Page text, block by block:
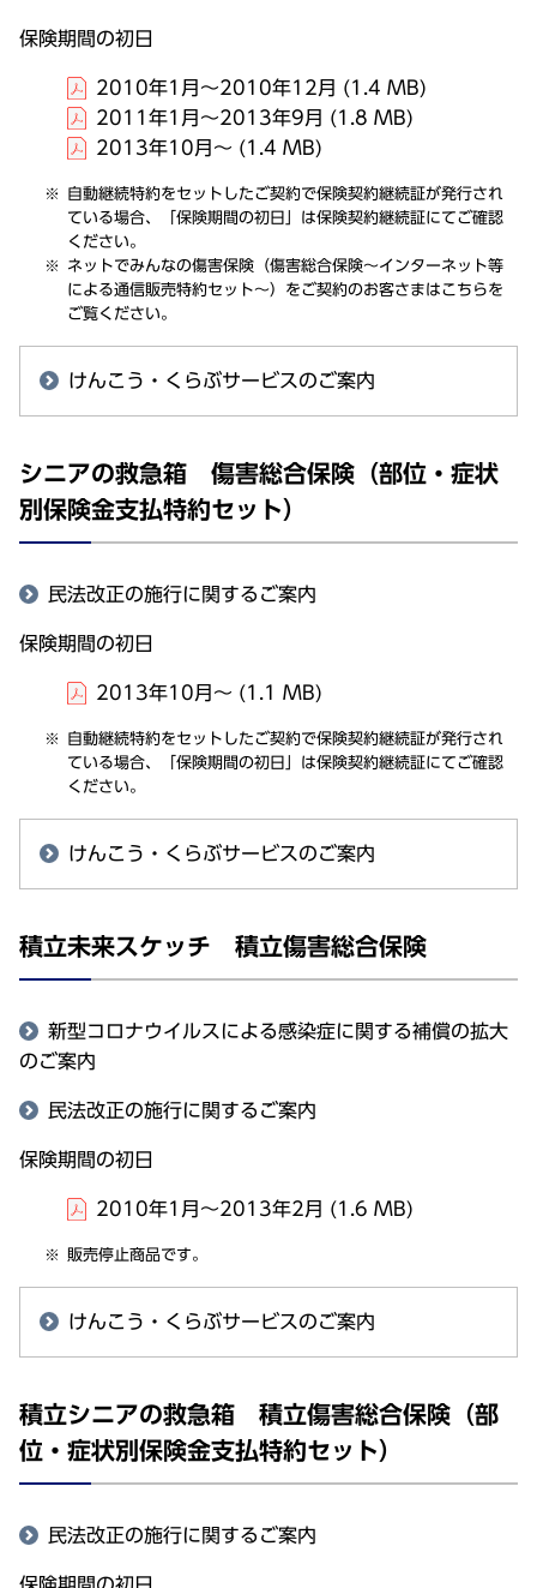
保険期間の初日
2010年1月～2010年12月 (1.4 MB)
2011年1月～2013年9月 (1.8 MB)
2013年10月～ (1.4 MB)
自動継続特約をセットしたご契約で保険契約継続証が発行され
ている場合、「保険期間の初日」は保険契約継続証にてご確認
ください。
ネットでみんなの傷害保険（傷害総合保険～インターネット等
による通信販売特約セット～）をご契約のお客さまはこちらを
ご覧ください。
けんこう・くらぶサービスのご案内
シニアの救急箱 傷害総合保険（部位・症状
別保険金支払特約セット）
民法改正の施行に関するご案内
保険期間の初日
2013年10月～ (1.1 MB)
自動継続特約をセットしたご契約で保険契約継続証が発行され
ている場合、「保険期間の初日」は保険契約継続証にてご確認
ください。
けんこう・くらぶサービスのご案内
積立未来スケッチ 積立傷害総合保険
新型コロナウイルスによる感染症に関する補償の拡大
のご案内
民法改正の施行に関するご案内
保険期間の初日
2010年1月～2013年2月 (1.6 MB)
販売停止商品です。
けんこう・くらぶサービスのご案内
積立シニアの救急箱 積立傷害総合保険（部
位・症状別保険金支払特約セット）
民法改正の施行に関するご案内